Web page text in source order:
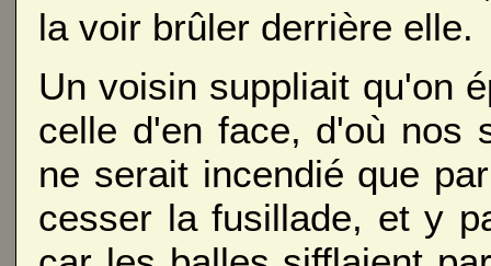
la voir brûler derrière elle.
Un voisin suppliait qu'on
celle d'en face, d'où nos
ne serait incendié que
cesser la fusillade, et y